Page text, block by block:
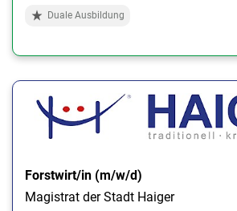
Duale Ausbildung
Forstwirt/in (m/w/d)
Magistrat der Stadt Haiger